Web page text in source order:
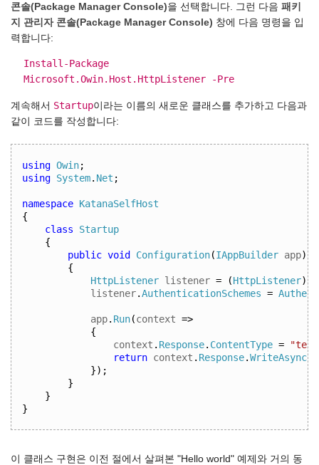
콘솔(Package Manager Console)을 선택합니다. 그런 다음 패키
지 관리자 콘솔(Package Manager Console) 창에 다음 명령을 입
력합니다:
Install-Package
Microsoft.Owin.Host.HttpListener -Pre
계속해서 Startup이라는 이름의 새로운 클래스를 추가하고 다음과
같이 코드를 작성합니다:
using Owin;
using System. Net ;
namespace KatanaSelfHost
{
class
Startup
{
public void Configuration(IAppBuilder app)
{
HttpListener listener = (HttpListener)
listener.AuthenticationSchemes =
app. Run(context =>
{
context . Response. ContentType =
return context . Response.WriteAsync(
});
}
}
}
이 클래스 구현은 이전 절에서 살펴본 "Hello world" 예제와 거의 동